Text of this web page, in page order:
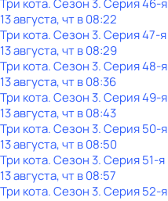
Три кота. Сезон 3. Серия 46-я
13 августа, чт в 08:22
Три кота. Сезон 3. Серия 47-я
13 августа, чт в 08:29
Три кота. Сезон 3. Серия 48-я
13 августа, чт в 08:36
Три кота. Сезон 3. Серия 49-я
13 августа, чт в 08:43
Три кота. Сезон 3. Серия 50-я
13 августа, чт в 08:50
Три кота. Сезон 3. Серия 51-я
13 августа, чт в 08:57
Три кота. Сезон 3. Серия 52-я